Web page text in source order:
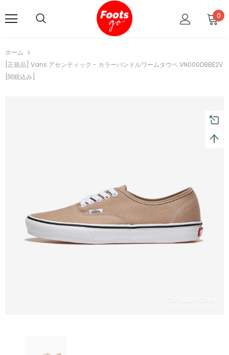
0
ホーム
[正規品] Vans アセンティック - カラーバンドルワームタウペ VN000D8BE2V
[関税込み]
Compare Color